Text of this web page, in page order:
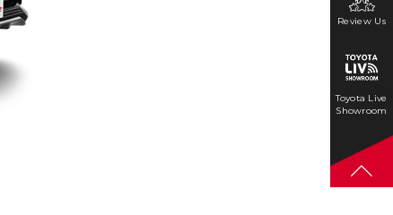
Review Us
Toyota Live
Showroom